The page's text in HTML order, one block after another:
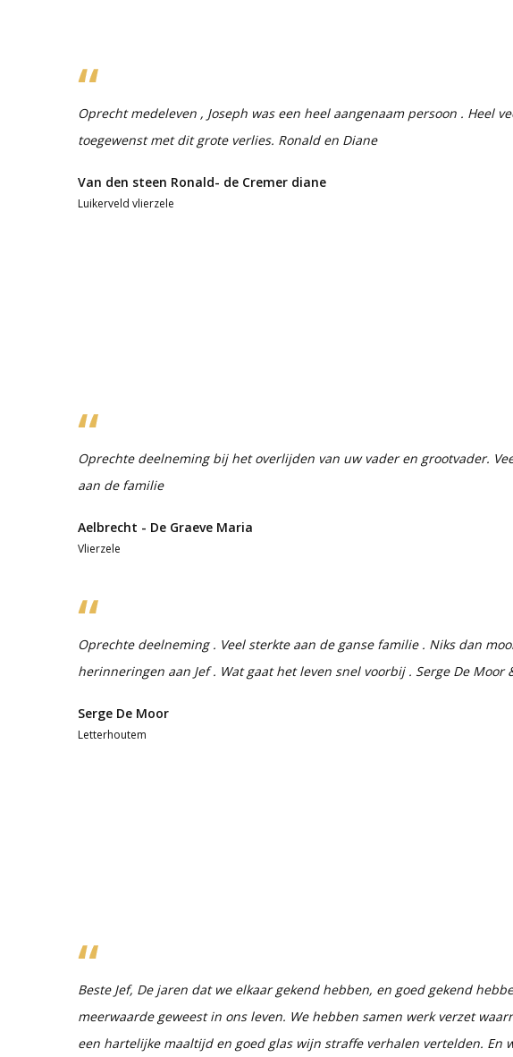
Oprecht medeleven , Joseph was een heel aangenaam persoon . Heel
toegewenst met dit grote verlies. Ronald en Diane
Van den steen Ronald- de Cremer diane
Luikerveld vlierzele
Oprechte deelneming bij het overlijden van uw vader en grootvader.
aan de familie
Aelbrecht - De Graeve Maria
Vlierzele
Oprechte deelneming . Veel sterkte aan de ganse familie . Niks dan
herinneringen aan Jef . Wat gaat het leven snel voorbij . Serge De Moor
Serge De Moor
Letterhoutem
Beste Jef, De jaren dat we elkaar gekend hebben, en goed gekend
meerwaarde geweest in ons leven. We hebben samen werk verzet
een hartelijke maaltijd en goed glas wijn straffe verhalen vertelden. En